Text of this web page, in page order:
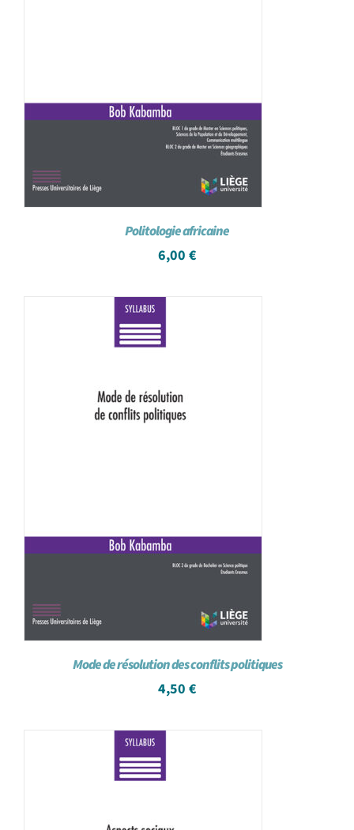
Politologie africaine
6,00 €
Mode de résolution des conflits politiques
4,50 €